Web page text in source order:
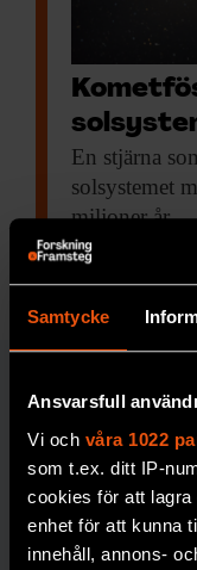
Samtycke
Ansvarsfull
Vi och våra 1022
som t.ex. ditt IP-
cookies för att lagra
enhet för att kunna
innehåll, annons-
En stjärna
solsystemet
miljoner år.
RYMD & FYSIK
RYMD & FYSIK